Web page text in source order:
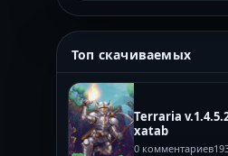
Топ скачиваемых
Terraria
xatab
0 комментариев